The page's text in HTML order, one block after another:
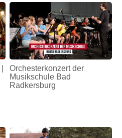
Orchesterkonzert der
Musikschule Bad
Radkersburg